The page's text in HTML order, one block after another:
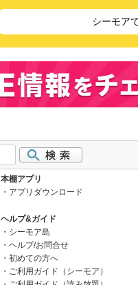
シーモア
本棚アプリ
アプリダウンロード
ヘルプ&ガイド
シーモア島
ヘルプ/お問合せ
初めての方へ
ご利用ガイド（シーモア）